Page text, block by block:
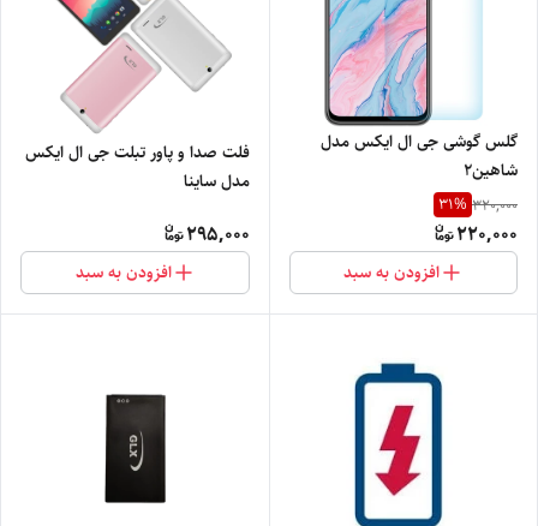
گلس گوشی جی ال ایکس مدل
شاهین۲
320,000
31%
220,000
افزودن به سبد
فلت صدا و پاور تبلت جی ال ایکس
مدل ساینا
295,000
افزودن به سبد